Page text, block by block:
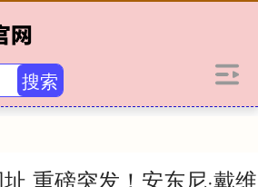
搜索
重磅突发！安东尼·戴维